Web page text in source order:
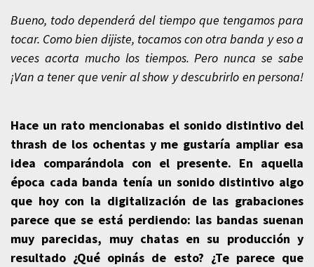
Bueno, todo dependerá del tiempo que tengamos para
tocar. Como bien dijiste, tocamos con otra banda y eso a
veces acorta mucho los tiempos. Pero nunca se sabe
¡Van a tener que venir al show y descubrirlo en persona!
Hace un rato mencionabas el sonido distintivo del
thrash de los ochentas y me gustaría ampliar esa
idea comparándola con el presente. En aquella
época cada banda tenía un sonido distintivo algo
que hoy con la digitalización de las grabaciones
parece que se está perdiendo: las bandas suenan
muy parecidas, muy chatas en su producción y
resultado ¿Qué opinás de esto? ¿Te parece que